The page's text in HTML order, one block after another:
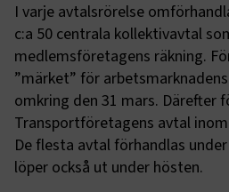
I varje avtalsrörelse
c:a 50 centrala kollektivavtal
medlemsföretagens räkning.
”märket” för
omkring den 31 mars. Därefter
Transportföretagens avtal
De flesta avtal förhandlas
löper också ut under hösten.